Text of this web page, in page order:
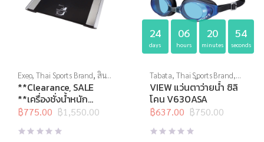
Exeo,Thai Sports Brand, สิน
ค้าล็อตสุดท้าย,อุปกรณ์เพื่อ
สุขภาพ,เครื่องชั่งน้ำหนัก,
ชั่งน้ำหนักวัดไขมัน
**Clearance, SALE
**เครื่องชั่งน้ำหนัก
ดิจิตอล Body Fat
฿1,550.00
Original
price
was:
฿775.00
Current
price
is:
24
days
06
hours
20
minutes
53
seconds
Tabata, Thai Sports Brand,
View,กีฬาทางน้ำ,แว่นตาว่าย
น้ำ,แว่นตาว่ายน้ำทั่วไป
VIEW แว่นตาว่ายน้ำ ซิลิ
โคน V630ASA
฿750.00
Original
price
was:
฿637.00
Current
price
is: